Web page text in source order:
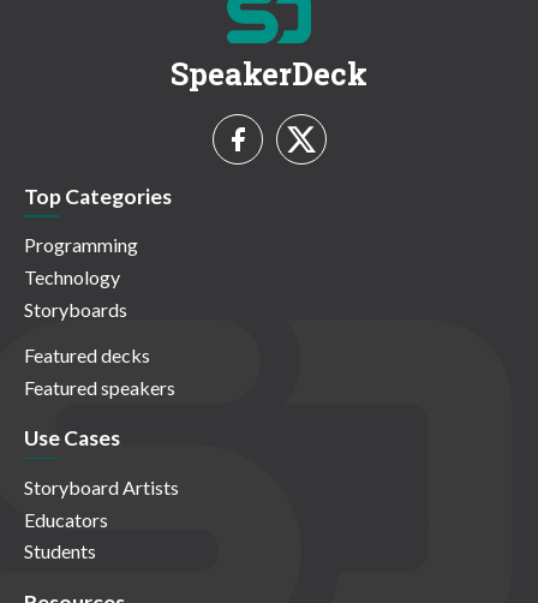
SpeakerDeck
Top Categories
Programming
Technology
Storyboards
Featured decks
Featured speakers
Use Cases
Storyboard Artists
Educators
Students